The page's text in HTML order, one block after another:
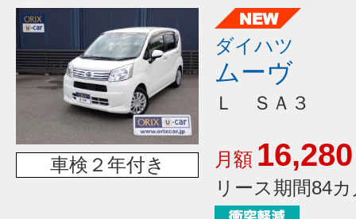
車検２年付き
ダイハツ
ムーヴ
Ｌ ＳＡ３
月額 16,280
リース期間84